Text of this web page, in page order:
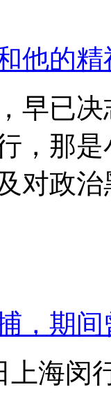
他的
早已
，那
对政
，期
上海